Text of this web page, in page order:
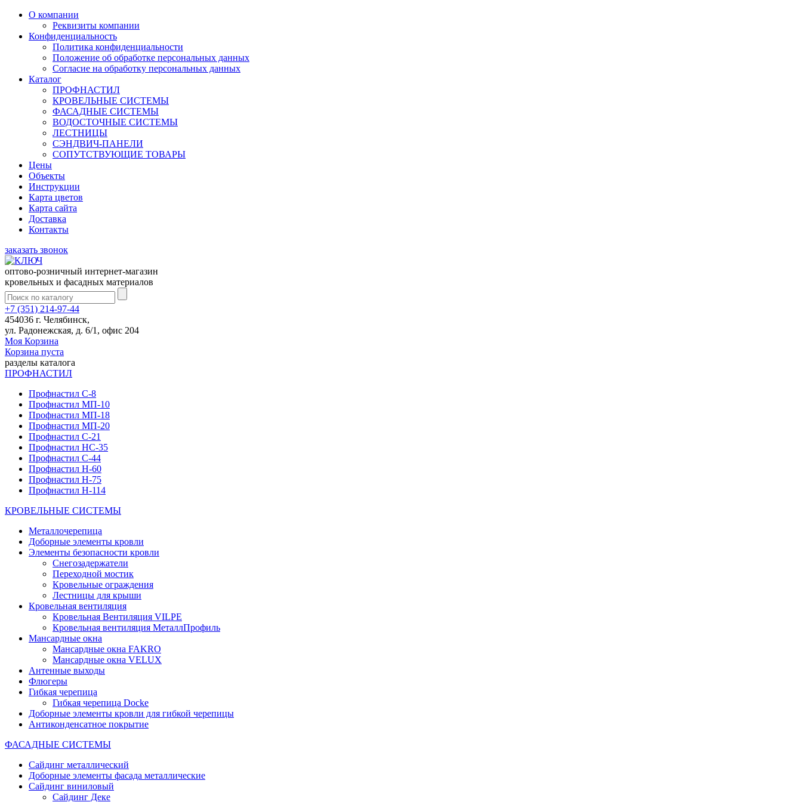
О компании
Реквизиты компании
Конфиденциальность
Политика конфиденциальности
Положение об обработке персональных данных
Согласие на обработку персональных данных
Каталог
ПРОФНАСТИЛ
КРОВЕЛЬНЫЕ СИСТЕМЫ
ФАСАДНЫЕ СИСТЕМЫ
ВОДОСТОЧНЫЕ СИСТЕМЫ
ЛЕСТНИЦЫ
СЭНДВИЧ-ПАНЕЛИ
СОПУТСТВУЮЩИЕ ТОВАРЫ
Цены
Объекты
Инструкции
Карта цветов
Карта сайта
Доставка
Контакты
заказать звонок
оптово-розничный интернет-магазин
кровельных и фасадных материалов
+7 (351) 214-97-44
454036 г. Челябинск,
ул. Радонежская, д. 6/1, офис 204
Моя Корзина
Корзина пуста
разделы каталога
ПРОФНАСТИЛ
Профнастил С-8
Профнастил МП-10
Профнастил МП-18
Профнастил МП-20
Профнастил С-21
Профнастил НС-35
Профнастил С-44
Профнастил Н-60
Профнастил Н-75
Профнастил Н-114
КРОВЕЛЬНЫЕ СИСТЕМЫ
Металлочерепица
Доборные элементы кровли
Элементы безопасности кровли
Снегозадержатели
Переходной мостик
Кровельные ограждения
Лестницы для крыши
Кровельная вентиляция
Кровельная Вентиляция VILPE
Кровельная вентиляция МеталлПрофиль
Мансардные окна
Мансардные окна FAKRO
Мансардные окна VELUX
Антенные выходы
Флюгеры
Гибкая черепица
Гибкая черепица Docke
Доборные элементы кровли для гибкой черепицы
Антиконденсатное покрытие
ФАСАДНЫЕ СИСТЕМЫ
Сайдинг металлический
Доборные элементы фасада металлические
Сайдинг виниловый
Сайдинг Деке